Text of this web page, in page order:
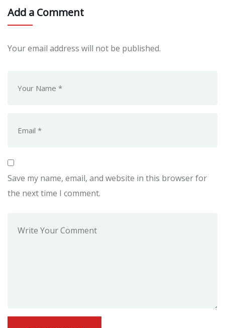
Add a Comment
Your email address will not be published.
Save my name, email, and website in this browser for
the next time I comment.